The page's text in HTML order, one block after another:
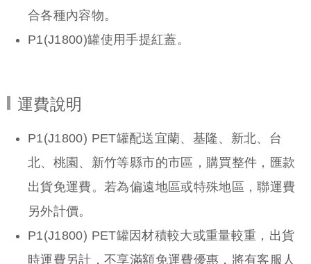
合各種內容物。
P1(J1800)罐使用手提紅蓋。
運費說明
P1(J1800) PET罐
P1(J1800) PET罐